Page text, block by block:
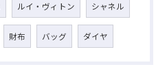
ルイ・ヴィトン シャネル
財布 バッグ ダイヤ